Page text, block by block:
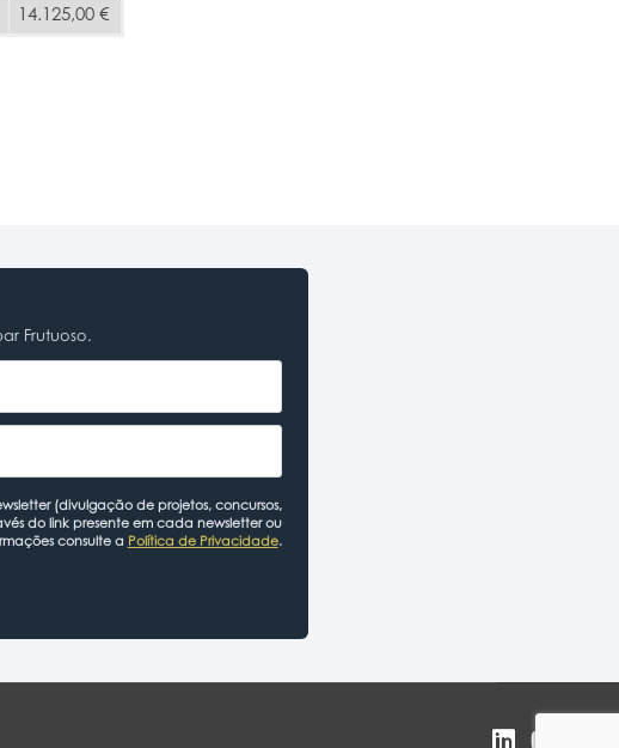
14.125,00 €
Frutuoso.
(divulgação de projetos, concursos,
do link presente em cada newsletter ou
consulte a Política de Privacidade.